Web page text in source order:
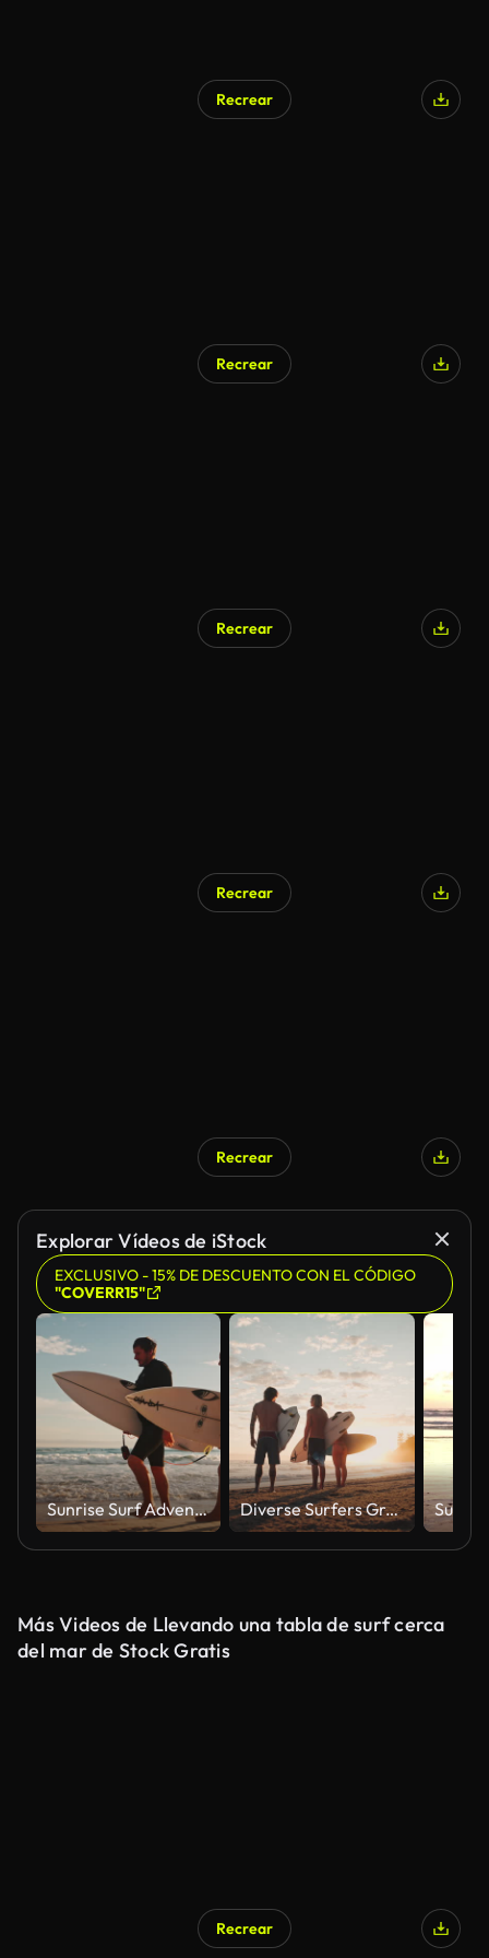
Recrear
Recrear
Recrear
Recrear
Generado por IA
Recrear
Explorar Vídeos de iStock
EXCLUSIVO - 15% DE DESCUENTO CON EL CÓDIGO
"COVERR15"
Sunrise Surf Adventure for Father and Young Girl on Gold Coast Diverse Surfers Greet Sunrise at Gold Coast Beach
Más Videos de Llevando una tabla de surf cerca
del mar de Stock Gratis
Recrear